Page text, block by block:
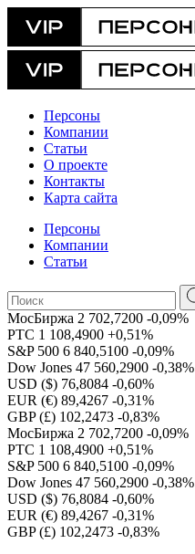
Персоны
Компании
Статьи
О проекте
Контакты
Карта сайта
Персоны
Компании
Статьи
МосБиржа 2 702,7200 -0,09%
РТС 1 108,4900 +0,51%
S&P 500 6 840,5100 -0,09%
Dow Jones 47 560,2900 -0,38%
USD ($) 76,8084 -0,60%
EUR (€) 89,4267 -0,31%
GBP (£) 102,2473 -0,83%
МосБиржа 2 702,7200 -0,09%
РТС 1 108,4900 +0,51%
S&P 500 6 840,5100 -0,09%
Dow Jones 47 560,2900 -0,38%
USD ($) 76,8084 -0,60%
EUR (€) 89,4267 -0,31%
GBP (£) 102,2473 -0,83%